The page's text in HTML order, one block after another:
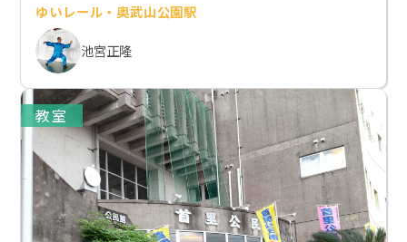
ゆいレール・奥武山公園駅
池宮正隆
教室